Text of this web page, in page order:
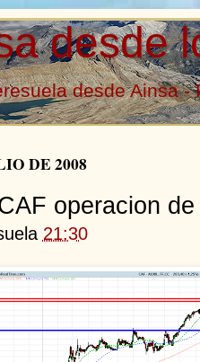
desde
desde Ainsa -
DE 2008
operacion
21:30